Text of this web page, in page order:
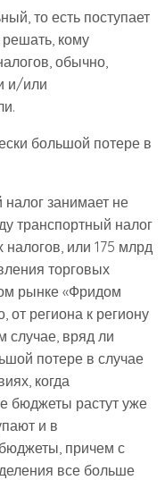
то есть поступает
кому
обычно,
и/или
большой потере в
занимает не
транспортный налог
налогов, или 175 млрд
торговых
рынке «Фридом
от региона к региону
случае, вряд ли
потере в случае
когда
бюджеты растут уже
и в
причем с
все больше